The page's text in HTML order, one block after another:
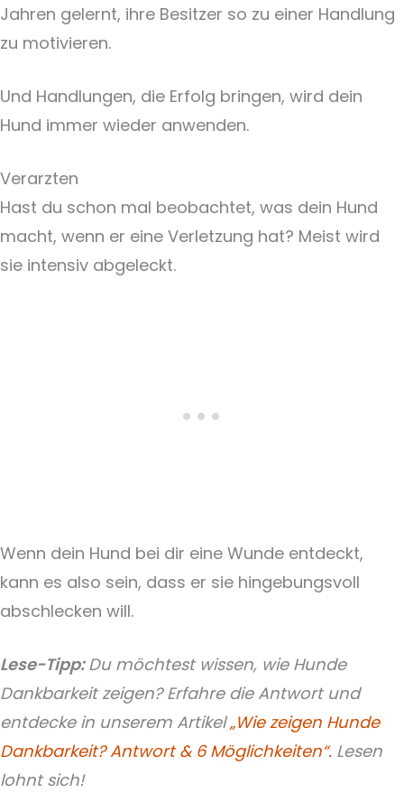
Jahren gelernt, ihre Besitzer so zu einer Handlung
zu motivieren.
Und Handlungen, die Erfolg bringen, wird dein
Hund immer wieder anwenden.
Verarzten
Hast du schon mal beobachtet, was dein Hund
macht, wenn er eine Verletzung hat? Meist wird
sie intensiv abgeleckt.
Wenn dein Hund bei dir eine Wunde entdeckt,
kann es also sein, dass er sie hingebungsvoll
abschlecken will.
Lese-Tipp:Du möchtest wissen, wie Hunde
Dankbarkeit zeigen? Erfahre die Antwort und
entdecke in unserem Artikel„Wie zeigen Hunde
Dankbarkeit? Antwort & 6 Möglichkeiten“. Lesen
lohnt sich!